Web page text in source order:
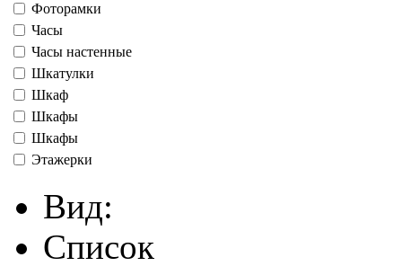
Фоторамки
Часы
Часы настенные
Шкатулки
Шкаф
Шкафы
Шкафы
Этажерки
Вид:
Список